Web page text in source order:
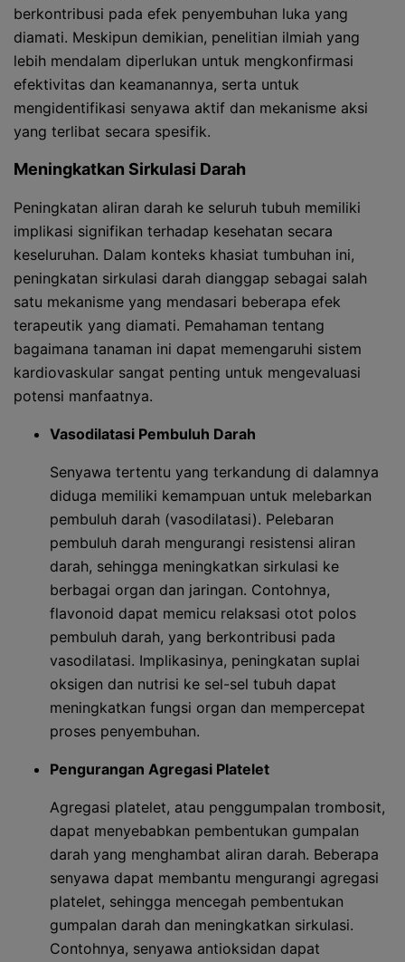
berkontribusi pada efek penyembuhan luka yang
diamati. Meskipun demikian, penelitian ilmiah yang
lebih mendalam diperlukan untuk mengkonfirmasi
efektivitas dan keamanannya, serta untuk
mengidentifikasi senyawa aktif dan mekanisme aksi
yang terlibat secara spesifik.
Meningkatkan Sirkulasi Darah
Peningkatan aliran darah ke seluruh tubuh memiliki
implikasi signifikan terhadap kesehatan secara
keseluruhan. Dalam konteks khasiat tumbuhan ini,
peningkatan sirkulasi darah dianggap sebagai salah
satu mekanisme yang mendasari beberapa efek
terapeutik yang diamati. Pemahaman tentang
bagaimana tanaman ini dapat memengaruhi sistem
kardiovaskular sangat penting untuk mengevaluasi
potensi manfaatnya.
Vasodilatasi Pembuluh Darah
Senyawa tertentu yang terkandung di dalamnya
diduga memiliki kemampuan untuk melebarkan
pembuluh darah (vasodilatasi). Pelebaran
pembuluh darah mengurangi resistensi aliran
darah, sehingga meningkatkan sirkulasi ke
berbagai organ dan jaringan. Contohnya,
flavonoid dapat memicu relaksasi otot polos
pembuluh darah, yang berkontribusi pada
vasodilatasi. Implikasinya, peningkatan suplai
oksigen dan nutrisi ke sel-sel tubuh dapat
meningkatkan fungsi organ dan mempercepat
proses penyembuhan.
Pengurangan Agregasi Platelet
Agregasi platelet, atau penggumpalan trombosit,
dapat menyebabkan pembentukan gumpalan
darah yang menghambat aliran darah. Beberapa
senyawa dapat membantu mengurangi agregasi
platelet, sehingga mencegah pembentukan
gumpalan darah dan meningkatkan sirkulasi.
Contohnya, senyawa antioksidan dapat